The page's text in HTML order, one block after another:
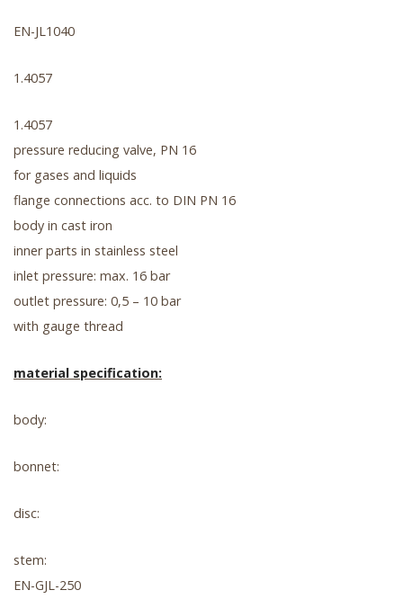
EN-JL1040
1.4057
1.4057
pressure reducing valve, PN 16
for gases and liquids
flange connections acc. to DIN PN 16
body in cast iron
inner parts in stainless steel
inlet pressure: max. 16 bar
outlet pressure: 0,5 – 10 bar
with gauge thread
material specification:
body:
bonnet:
disc:
stem:
EN-GJL-250